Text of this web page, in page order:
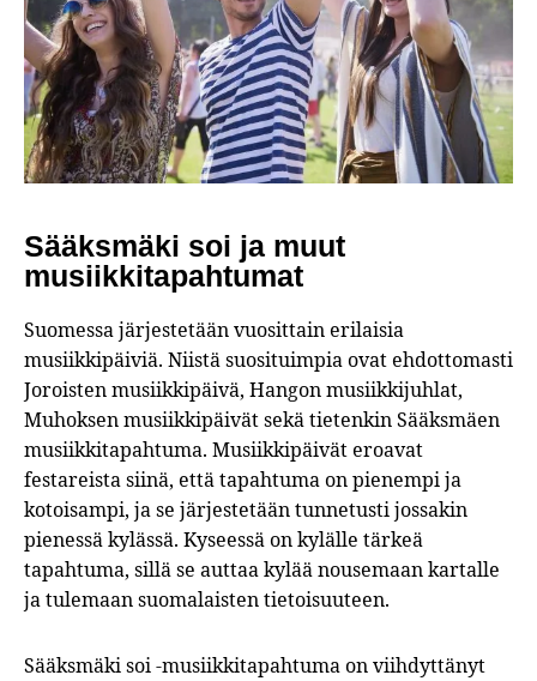
Sääksmäki soi ja muut
musiikkitapahtumat
Suomessa järjestetään vuosittain erilaisia
musiikkipäiviä. Niistä suosituimpia ovat ehdottomasti
Joroisten musiikkipäivä, Hangon musiikkijuhlat,
Muhoksen musiikkipäivät sekä tietenkin Sääksmäen
musiikkitapahtuma. Musiikkipäivät eroavat
festareista siinä, että tapahtuma on pienempi ja
kotoisampi, ja se järjestetään tunnetusti jossakin
pienessä kylässä. Kyseessä on kylälle tärkeä
tapahtuma, sillä se auttaa kylää nousemaan kartalle
ja tulemaan suomalaisten tietoisuuteen.
Sääksmäki soi -musiikkitapahtuma on viihdyttänyt